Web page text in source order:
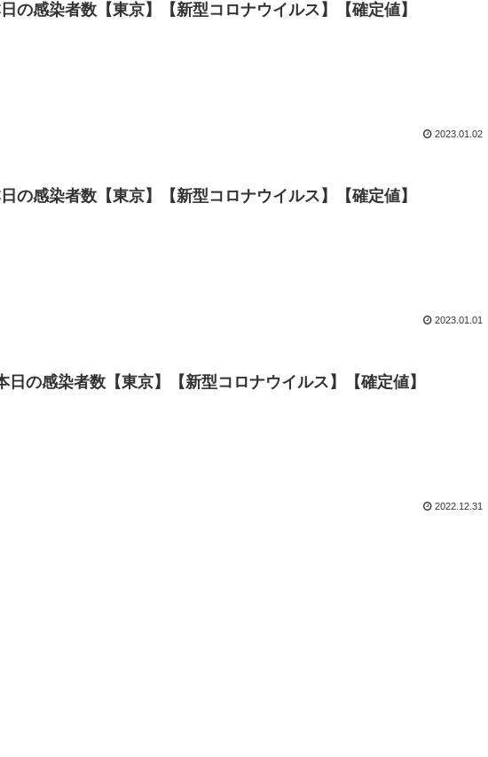
の感染者数【東京】【新型コロナウイルス】【確定値】
2023.01.02
の感染者数【東京】【新型コロナウイルス】【確定値】
2023.01.01
日の感染者数【東京】【新型コロナウイルス】【確定値】
2022.12.31